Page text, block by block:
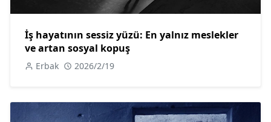
İş hayatının sessiz yüzü: En yalnız meslekler
ve artan sosyal kopuş
Erbak 2026/2/19